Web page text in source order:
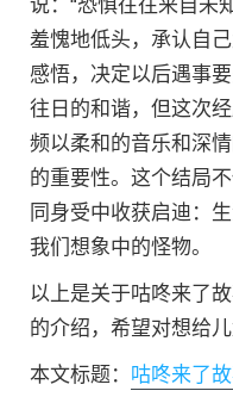
说：“恐惧往往来自未
羞愧地低头，承认自
感悟，决定以后遇事
往日的和谐，但这次
频以柔和的音乐和深
的重要性。这个结局
同身受中收获启迪：
我们想象中的怪物。
以上是关于咕咚来了
的介绍，希望对想给
本文标题： 咕咚来了